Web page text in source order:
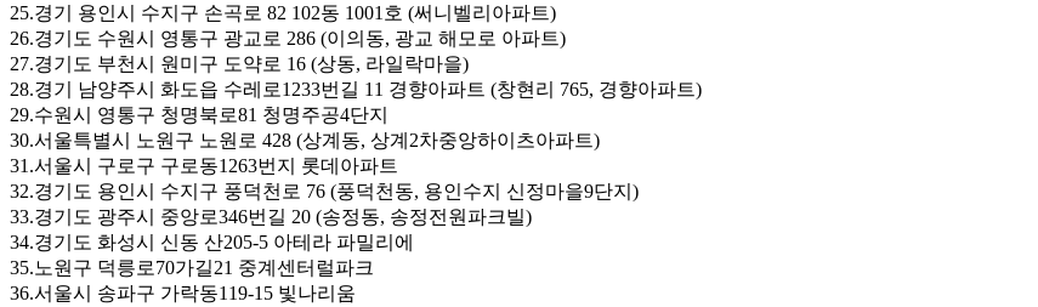
25.경기 용인시 수지구 손곡로 82 102동 1001호 (써니벨리아파트)
26.경기도 수원시 영통구 광교로 286 (이의동, 광교 해모로 아파트)
27.경기도 부천시 원미구 도약로 16 (상동, 라일락마을)
28.경기 남양주시 화도읍 수레로1233번길 11 경향아파트 (창현리 765, 경향아파트)
29.수원시 영통구 청명북로81 청명주공4단지
30.서울특별시 노원구 노원로 428 (상계동, 상계2차중앙하이츠아파트)
31.서울시 구로구 구로동1263번지 롯데아파트
32.경기도 용인시 수지구 풍덕천로 76 (풍덕천동, 용인수지 신정마을9단지)
33.경기도 광주시 중앙로346번길 20 (송정동, 송정전원파크빌)
34.경기도 화성시 신동 산205-5 아테라 파밀리에
35.노원구 덕릉로70가길21 중계센터럴파크
36.서울시 송파구 가락동119-15 빛나리움